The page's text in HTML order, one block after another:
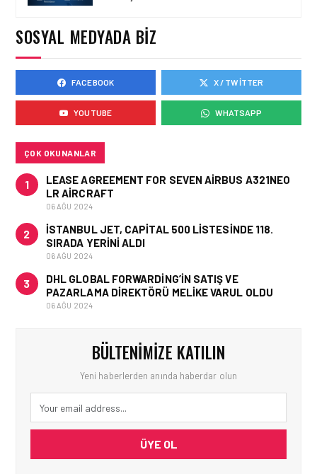
HAVAALANI • 05 AĞU 2026
ISG’NIN TERMINAL
MEMURLARINDAN CAN
KURTARAN HAMLE
SOSYAL MEDYADA BIZ
FACEBOOK X / TWITTER
YOUTUBE WHATSAPP
ÇOK OKUNANLAR
1
LEASE AGREEMENT FOR SEVEN AIRBUS A321NEO
LR AIRCRAFT
06 AĞU 2024
2
İSTANBUL JET, CAPITAL 500 LISTESINDE 118.
SIRADA YERINI ALDI
06 AĞU 2024
3
DHL GLOBAL FORWARDING’IN SATIŞ VE
PAZARLAMA DIREKTÖRÜ MELIKE VARUL OLDU
06 AĞU 2024
BÜLTENIMIZE KATILIN
Yeni haberlerden anında haberdar olun
ÜYE OL